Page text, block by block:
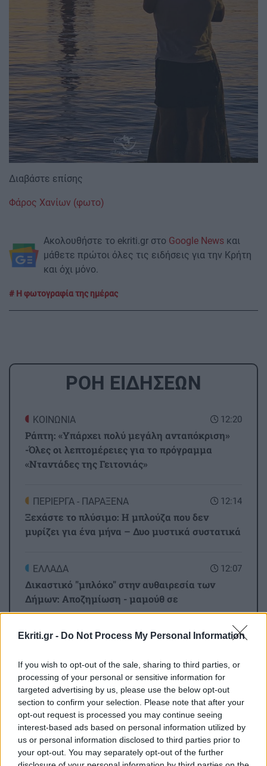
Ekriti.gr - Do Not Process My Personal Information
If you wish to opt-out of the sale, sharing to third parties, or
processing of your personal or sensitive information for
targeted advertising by us, please use the below opt-out
section to confirm your selection. Please note that after your
opt-out request is processed you may continue seeing
interest-based ads based on personal information utilized by
us or personal information disclosed to third parties prior to
your opt-out. You may separately opt-out of the further
Διαβάστε επίσης
Φάρος Χανίων (φωτο)
Ακολουθήστε το ekriti.gr στο Google News και
μάθετε πρώτοι όλες τις ειδήσεις για την Κρήτη
και όχι μόνο.
Η φωτογραφία της ημέρας
ΡΟΗ ΕΙΔΗΣΕΩΝ
12:20
ΚΟΙΝΩΝΙΑ
Ράπτη: «Υπάρχει πολύ μεγάλη ανταπόκριση»
-Όλες οι λεπτομέρειες για το πρόγραμμα
«Νταντάδες της Γειτονιάς»
12:14
ΠΕΡΙΕΡΓΑ - ΠΑΡΑΞΕΝΑ
Ξεχάστε το πλύσιμο: Η μπλούζα που δεν
μυρίζει για ένα μήνα – Δυο μυστικά συστατικά
12:07
ΕΛΛΑΔΑ
Δικαστικό "μπλόκο" στην αυθαιρεσία των
Δήμων: Αποζημίωση - μαμούθ σε
εκπαιδευτικό για ηθική βλάβη
Η Κέιτι Πέρι στην Μύκονο
11:54
ΕΛΛΑΔΑ
Μύκονος: Συνελήφθη αστυνομικός για
επικίνδυνη οδήγηση και απείθεια
Όλες οι ειδήσεις
ΠΕΡΙΣΣΟΤΕΡΑ